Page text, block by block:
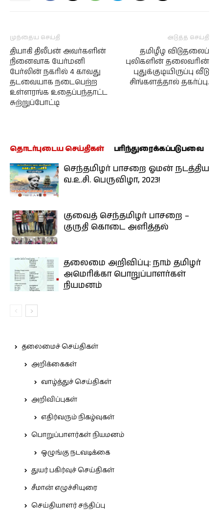
முந்தைய செய்தி
தியாகி திலீபன் அவர்களின்
நினைவாக யேர்மனி
பேர்லின் நகரில் 4 காவது
தடவையாக நடைபெற்ற
உள்ளரங்க உதைப்பந்தாட்ட
சுற்றுப்போட்டி
அடுத்த செய்தி
தமிழீழ விடுதலைப்
புலிகளின் தலைவரின்
புதுக்குடியிருப்பு வீடு
சிங்களத்தால் தகர்ப்பு.
தொடர்புடைய செய்திகள் பரிந்துரைக்கப்படுபவை
செந்தமிழர் பாசறை ஓமன் நடத்திய
வ.உ.சி. பெருவிழா, 2023!
குவைத் செந்தமிழர் பாசறை –
குருதி கொடை அளித்தல்
தலைமை அறிவிப்பு: நாம் தமிழர்
அமெரிக்கா பொறுப்பாளர்கள்
நியமனம்
தலைமைச் செய்திகள்
அறிக்கைகள்
வாழ்த்துச் செய்திகள்
அறிவிப்புகள்
எதிர்வரும் நிகழ்வுகள்
பொறுப்பாளர்கள் நியமனம்
ஒழுங்கு நடவடிக்கை
துயர் பகிர்வுச் செய்திகள்
சீமான் எழுச்சியுரை
செய்தியாளர் சந்திப்பு